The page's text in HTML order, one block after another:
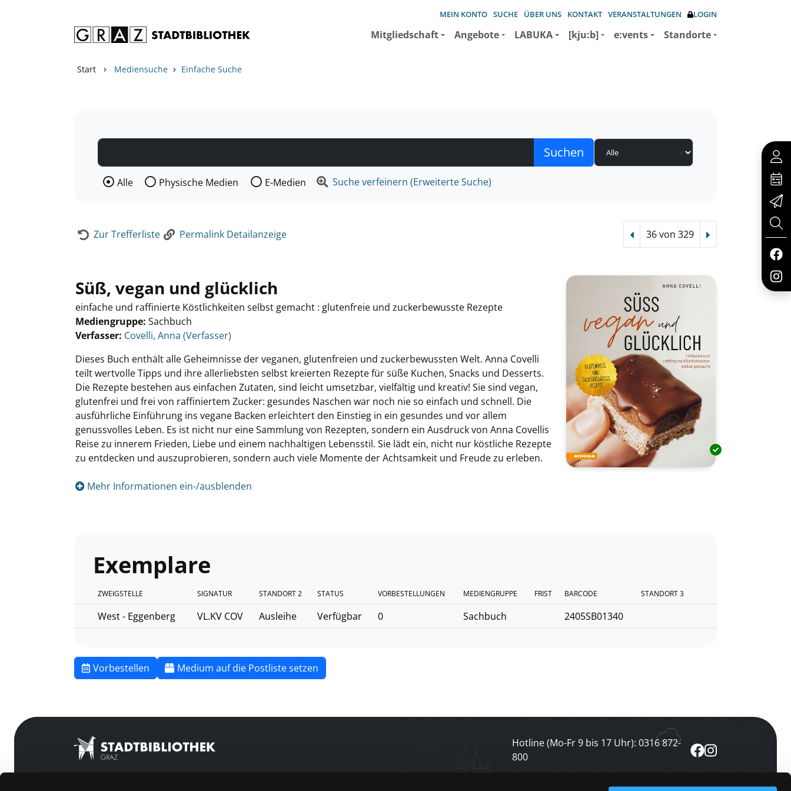
MEIN KONTO SUCHE ÜBER UNS KONTAKT VERANSTALTUNGEN LOGIN
Mitgliedschaft Angebote LABUKA [kju:b] e:vents Standorte
Start › Mediensuche › Einfache Suche
Wählen Sie die Medienart nach der Sie suchen wollen.
Alle Physische Medien E-Medien Suche verfeinern (Erweiterte Suche)
Zur Trefferliste Permalink Detailanzeige Vorheriger Treffer
36 von 329 Nächster Treffer
Süß, vegan und glücklich
einfache und raffinierte Köstlichkeiten selbst gemacht : glutenfreie und zuckerbewusste Rezepte
Mediengruppe: Sachbuch
Verfasser: Suche nach diesem Verfasser
Covelli, Anna (Verfasser)
Dieses Buch enthält alle Geheimnisse der veganen, glutenfreien und zuckerbewussten Welt. Anna Covelli
teilt wertvolle Tipps und ihre allerliebsten selbst kreierten Rezepte für süße Kuchen, Snacks und Desserts.
Die Rezepte bestehen aus einfachen Zutaten, sind leicht umsetzbar, vielfältig und kreativ! Sie sind vegan,
glutenfrei und frei von raffiniertem Zucker: gesundes Naschen war noch nie so einfach und schnell. Die
ausführliche Einführung ins vegane Backen erleichtert den Einstieg in ein gesundes und vor allem
genussvolles Leben. Es ist nicht nur eine Sammlung von Rezepten, sondern ein Ausdruck von Anna Covellis
Reise zu innerem Frieden, Liebe und einem nachhaltigen Lebensstil. Sie lädt ein, nicht nur köstliche Rezepte
zu entdecken und auszuprobieren, sondern auch viele Momente der Achtsamkeit und Freude zu erleben.
Mehr Informationen ein-/ausblenden
Exemplare
ZWEIGSTELLE SIGNATUR STANDORT 2 STATUS VORBESTELLUNGEN MEDIENGRUPPE FRIST BARCODE STANDORT 3
West - Eggenberg VL.KV COV Ausleihe Verfügbar 0 Sachbuch 2405SB01340
Vorbestellen Medium auf die Postliste setzen
Hotline (Mo-Fr 9 bis 17 Uhr): 0316 872-
800